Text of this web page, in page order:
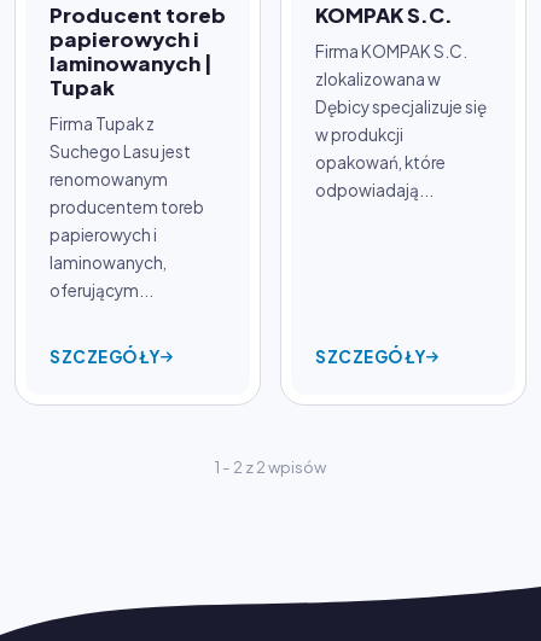
Producent toreb
papierowych i
laminowanych |
Tupak
Firma Tupak z
Suchego Lasu jest
renomowanym
producentem toreb
papierowych i
laminowanych,
oferującym...
SZCZEGÓŁY
KOMPAK S.C.
Firma KOMPAK S.C.
zlokalizowana w
Dębicy specjalizuje się
w produkcji
opakowań, które
odpowiadają...
SZCZEGÓŁY
1 - 2 z 2 wpisów